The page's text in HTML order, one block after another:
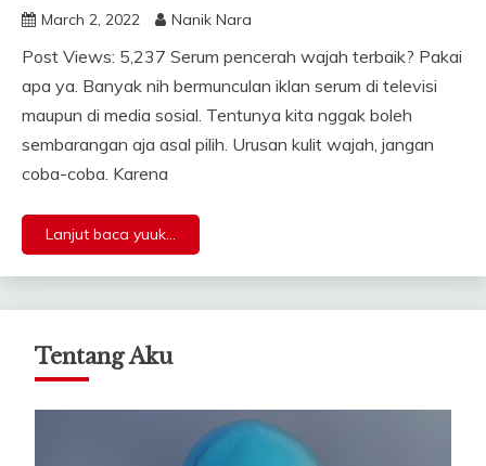
March 2, 2022 Nanik Nara
Post Views: 5,237 Serum pencerah wajah terbaik? Pakai
apa ya. Banyak nih bermunculan iklan serum di televisi
maupun di media sosial. Tentunya kita nggak boleh
sembarangan aja asal pilih. Urusan kulit wajah, jangan
coba-coba. Karena
Lanjut baca yuuk...
Tentang Aku